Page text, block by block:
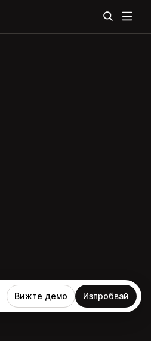
Вижте демо Изпробвай